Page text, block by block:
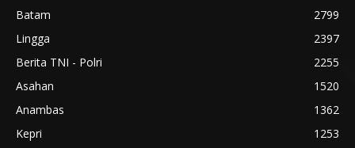
Batam
2799
Lingga
2397
Berita TNI - Polri
2255
Asahan
1520
Anambas
1362
Kepri
1253